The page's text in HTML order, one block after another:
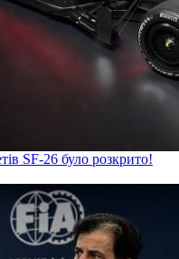
SF-26 було розкрито!